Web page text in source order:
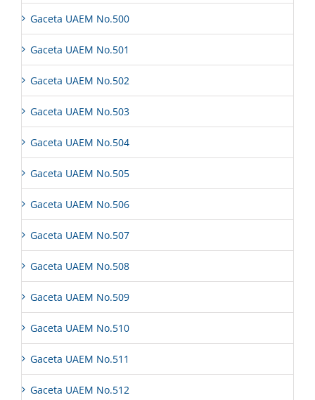
Gaceta UAEM No.500
Gaceta UAEM No.501
Gaceta UAEM No.502
Gaceta UAEM No.503
Gaceta UAEM No.504
Gaceta UAEM No.505
Gaceta UAEM No.506
Gaceta UAEM No.507
Gaceta UAEM No.508
Gaceta UAEM No.509
Gaceta UAEM No.510
Gaceta UAEM No.511
Gaceta UAEM No.512